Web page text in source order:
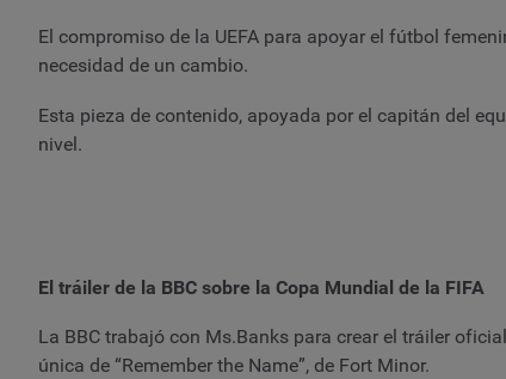
El compromiso de la UEFA para apoyar el fútbol
necesidad de un cambio.
Esta pieza de contenido, apoyada por el capitán del
nivel.
El tráiler de la BBC sobre la Copa Mundial de la FIFA
La BBC trabajó con Ms.Banks para crear el tráiler
única de “Remember the Name”, de Fort Minor.